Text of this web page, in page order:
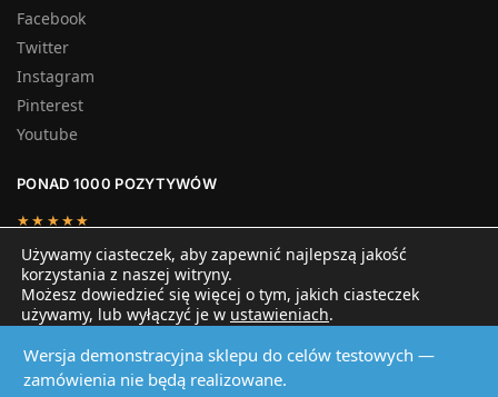
Wersja demonstracyjna sklepu do celów testowych —
zamówienia nie będą realizowane.
Facebook
Twitter
Instagram
Pinterest
Youtube
PONAD 1000 POZYTYWÓW
★★★★★
„Doskonałe produkty i szubka dostawa. Polecam zakupy w tym
sklepie.”
Marek P.
Używamy ciasteczek, aby zapewnić najlepszą jakość
korzystania z naszej witryny.
Możesz dowiedzieć się więcej o tym, jakich ciasteczek
używamy, lub wyłączyć je w ustawieniach.
Akceptuję i przechodzę do serwisu Odrzuć
Zamknij panel powiadomień o ciasteczkach